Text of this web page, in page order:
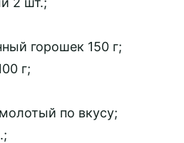
горошек 150 г;
г;
по вкусу;